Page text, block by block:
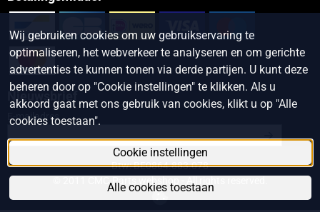
Nieuwsbrief
E-mailadres Vul je e-mailadres in voor de nieuwsbrief
Btw: BE0864.883.078
© 2011 CMC-Parts webshop - All rights reserved.
Wij gebruiken cookies om uw gebruikservaring te
optimaliseren, het webverkeer te analyseren en om gerichte
advertenties te kunnen tonen via derde partijen. U kunt deze
beheren door op "Cookie instellingen" te klikken. Als u
akkoord gaat met ons gebruik van cookies, klikt u op "Alle
cookies toestaan".
Cookie instellingen
Alle cookies toestaan